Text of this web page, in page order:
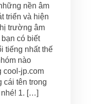
nền âm
triển và hiện
trường âm
có biết
tiếng nhất thế
nào
cool-jp.com
cái tên trong
1. […]